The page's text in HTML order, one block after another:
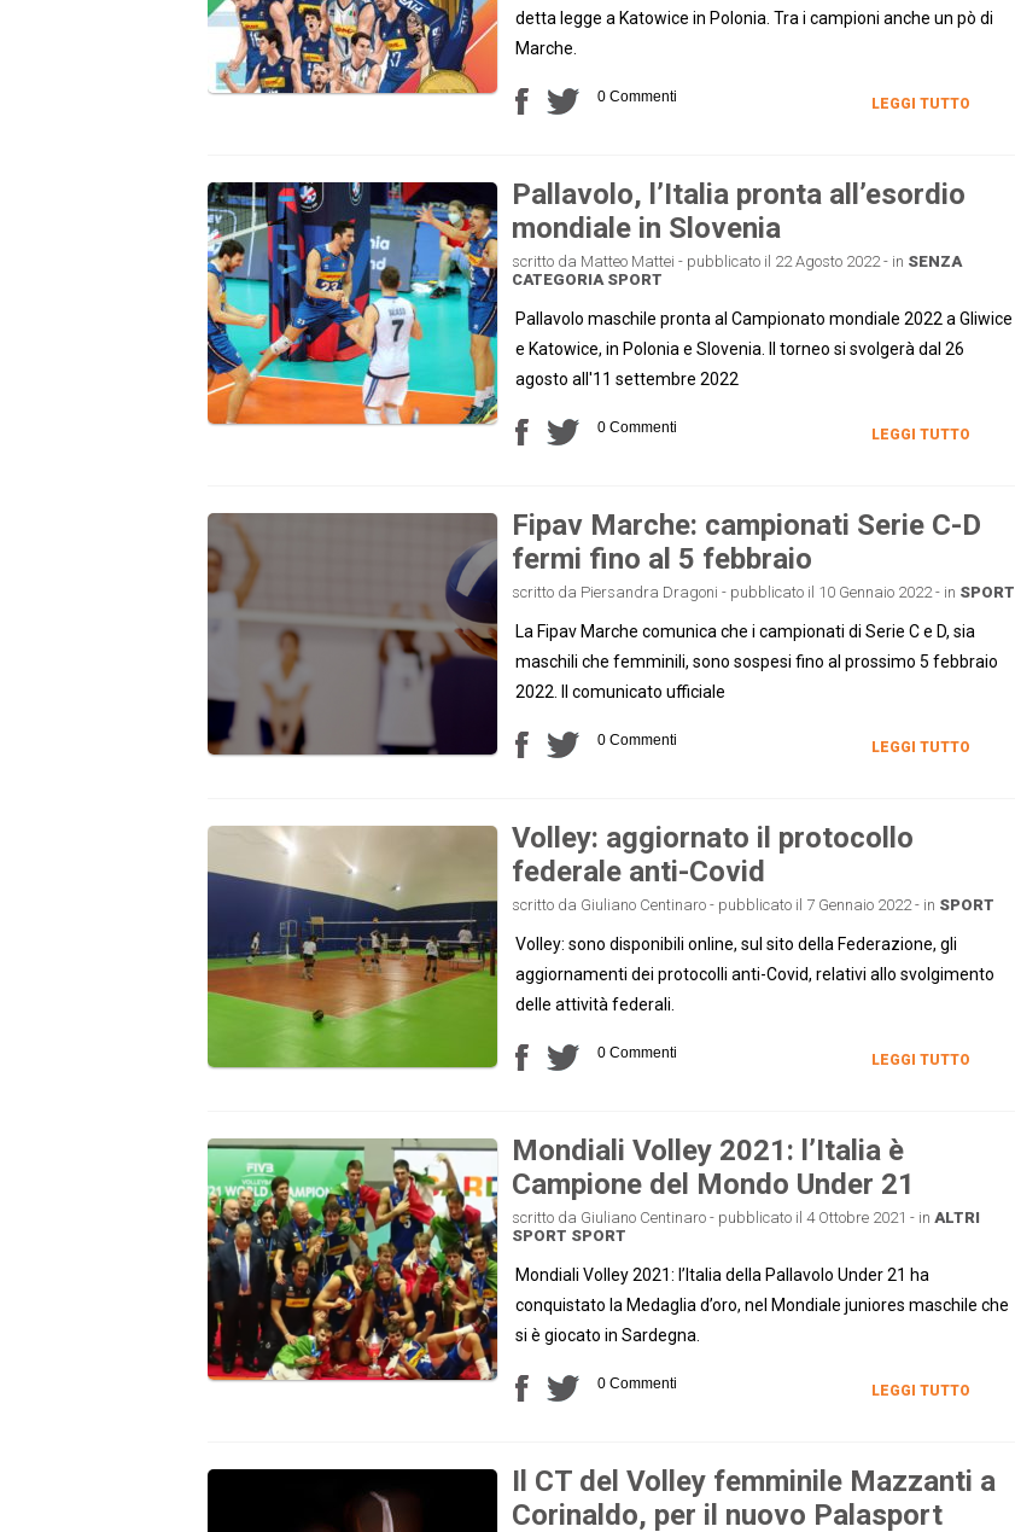
detta legge a Katowice in Polonia. Tra i campioni anche un pò di
Marche.
0 Commenti LEGGI TUTTO
Pallavolo, l’Italia pronta all’esordio
mondiale in Slovenia
scritto da Matteo Mattei - pubblicato il 22 Agosto 2022 - in SENZA
CATEGORIA SPORT
Pallavolo maschile pronta al Campionato mondiale 2022 a Gliwice
e Katowice, in Polonia e Slovenia. Il torneo si svolgerà dal 26
agosto all'11 settembre 2022
0 Commenti LEGGI TUTTO
Fipav Marche: campionati Serie C-D
fermi fino al 5 febbraio
scritto da Piersandra Dragoni - pubblicato il 10 Gennaio 2022 - in SPORT
La Fipav Marche comunica che i campionati di Serie C e D, sia
maschili che femminili, sono sospesi fino al prossimo 5 febbraio
2022. Il comunicato ufficiale
0 Commenti LEGGI TUTTO
Volley: aggiornato il protocollo
federale anti-Covid
scritto da Giuliano Centinaro - pubblicato il 7 Gennaio 2022 - in SPORT
Volley: sono disponibili online, sul sito della Federazione, gli
aggiornamenti dei protocolli anti-Covid, relativi allo svolgimento
delle attività federali.
0 Commenti LEGGI TUTTO
Mondiali Volley 2021: l’Italia è
Campione del Mondo Under 21
scritto da Giuliano Centinaro - pubblicato il 4 Ottobre 2021 - in ALTRI
SPORT SPORT
Mondiali Volley 2021: l’Italia della Pallavolo Under 21 ha
conquistato la Medaglia d’oro, nel Mondiale juniores maschile che
si è giocato in Sardegna.
0 Commenti LEGGI TUTTO
Il CT del Volley femminile Mazzanti a
Corinaldo, per il nuovo Palasport